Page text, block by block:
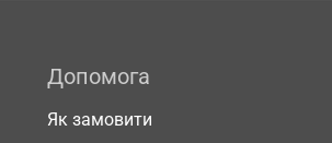
Допомога
Як замовити